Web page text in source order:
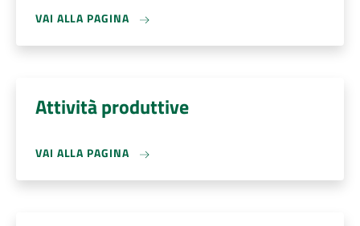
VAI ALLA PAGINA
Attività produttive
VAI ALLA PAGINA